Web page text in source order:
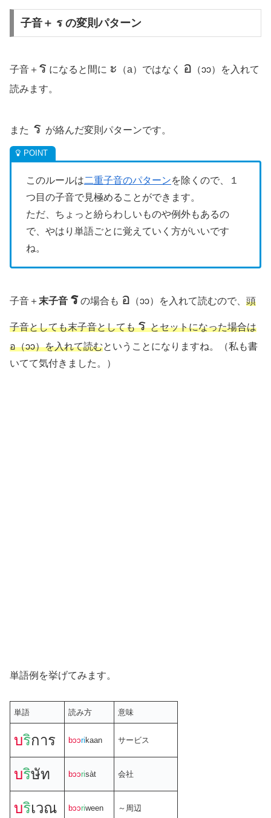
子音＋ ร の変則パターン
子音＋ ร になると間に ะ （a）ではなく อ （ɔɔ）を入れて
読みます。
また ร が絡んだ変則パターンです。
このルールは二重子音のパターンを除くので、１
つ目の子音で見極めることができます。
ただ、ちょっと紛らわしいものや例外もあるの
で、やはり単語ごとに覚えていく方がいいです
ね。
子音＋末子音 ร の場合も อ （ɔɔ）を入れて読むので、 頭
子音としても末子音としてもรとセットになった場合は
อ（ɔɔ）を入れて読むということになりますね。（私も書
いてて気付きました。）
単語例を挙げてみます。
単語 読み方 意味
บริการ bɔɔri kaan サービス
บริษัท bɔɔrisàt 会社
บริเวณ bɔɔriween ～周辺